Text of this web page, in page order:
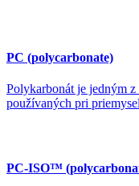
PC (polycarbonate)
Polykarbonát je jedným
používaných pri
PC-ISO™